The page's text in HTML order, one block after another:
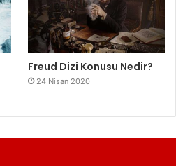
Freud Dizi Konusu Nedir?
24 Nisan 2020